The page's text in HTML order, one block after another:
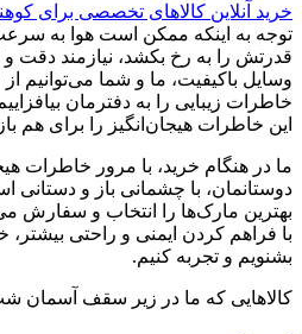
خرید آنلاین کالاهای تخصصی برای
توجه به اینکه ممکن است هوا به
قدرتش را به رخ بکشد، نیازمند دقت و
وسایل باکیفیت، ما و شما می‌توانیم
خاطرات زیبایی را به دفترمان
این خاطرات هیجان‌انگیز را برای هم
ما در هنگام خرید، با مرور خاطرات
دوستانمان، با چشمانی باز و دستانی
بهترین مارک‌ها را انتخاب و سفارش
با فراهم کردن ایمنی و راحتی بیشتر،
بشنویم و تجربه کنیم.
کالاهایی که ما در زیر سقف آسمان